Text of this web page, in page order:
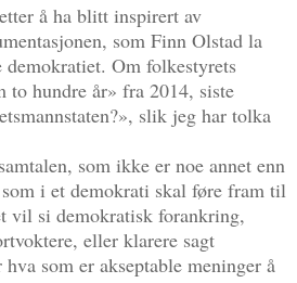
å ha blitt inspirert av
som Finn Olstad la
Om folkestyrets
hundre år» fra 2014, siste
slik jeg har tolka
som ikke er noe annet enn
i et demokrati skal føre fram til
vil si demokratisk forankring,
eller klarere sagt
hva som er akseptable meninger å